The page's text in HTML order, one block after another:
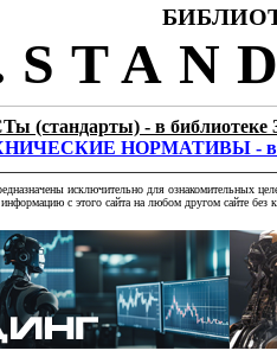
(стандарты) - в библиотеке
НОРМАТИВЫ - в
исключительно для ознакомительных
с этого сайта на любом другом сайте без